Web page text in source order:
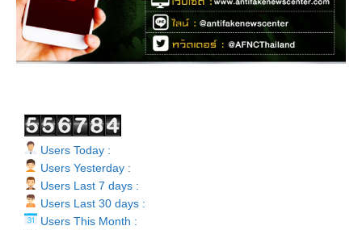
Users Today :
Users Yesterday :
Users Last 7 days :
Users Last 30 days :
Users This Month :